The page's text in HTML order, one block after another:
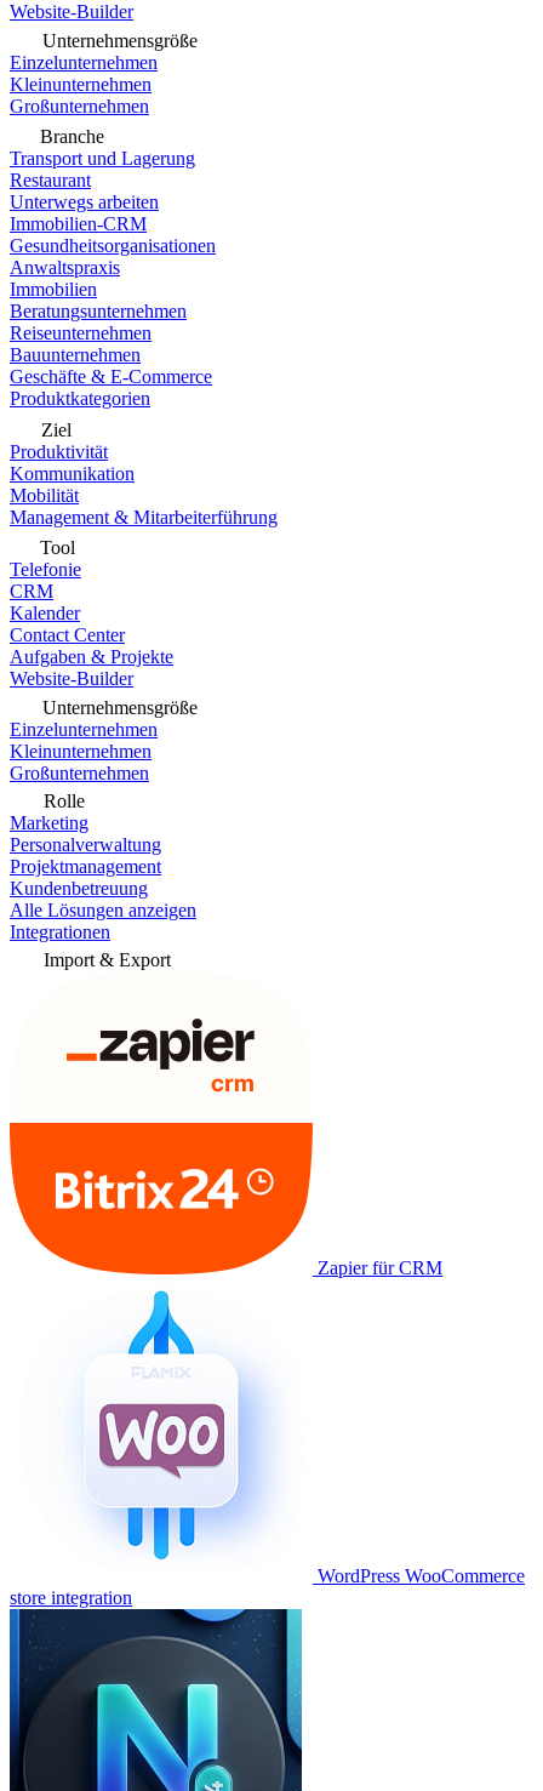
Website-Builder
Unternehmensgröße
Einzelunternehmen
Kleinunternehmen
Großunternehmen
Branche
Transport und Lagerung
Restaurant
Unterwegs arbeiten
Immobilien-CRM
Gesundheitsorganisationen
Anwaltspraxis
Immobilien
Beratungsunternehmen
Reiseunternehmen
Bauunternehmen
Geschäfte & E-Commerce
Produktkategorien
Ziel
Produktivität
Kommunikation
Mobilität
Management & Mitarbeiterführung
Tool
Telefonie
CRM
Kalender
Contact Center
Aufgaben & Projekte
Website-Builder
Unternehmensgröße
Einzelunternehmen
Kleinunternehmen
Großunternehmen
Rolle
Marketing
Personalverwaltung
Projektmanagement
Kundenbetreuung
Alle Lösungen anzeigen
Integrationen
Import & Export
Zapier für CRM
WordPress WooCommerce
store integration